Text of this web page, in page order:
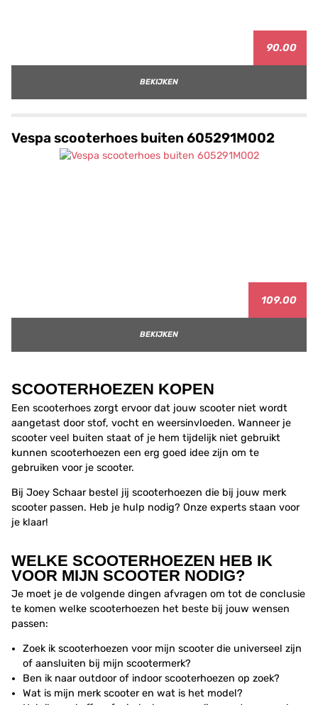
90.00
BEKIJKEN
Vespa scooterhoes buiten 605291M002
109.00
BEKIJKEN
SCOOTERHOEZEN KOPEN
Een scooterhoes zorgt ervoor dat jouw scooter niet wordt
aangetast door stof, vocht en weersinvloeden. Wanneer je
scooter veel buiten staat of je hem tijdelijk niet gebruikt
kunnen scooterhoezen een erg goed idee zijn om te
gebruiken voor je scooter.
Bij Joey Schaar bestel jij scooterhoezen die bij jouw merk
scooter passen. Heb je hulp nodig? Onze experts staan voor
je klaar!
WELKE SCOOTERHOEZEN HEB IK
VOOR MIJN SCOOTER NODIG?
Je moet je de volgende dingen afvragen om tot de conclusie
te komen welke scooterhoezen het beste bij jouw wensen
passen:
Zoek ik scooterhoezen voor mijn scooter die universeel zijn
of aansluiten bij mijn scootermerk?
Ben ik naar outdoor of indoor scooterhoezen op zoek?
Wat is mijn merk scooter en wat is het model?